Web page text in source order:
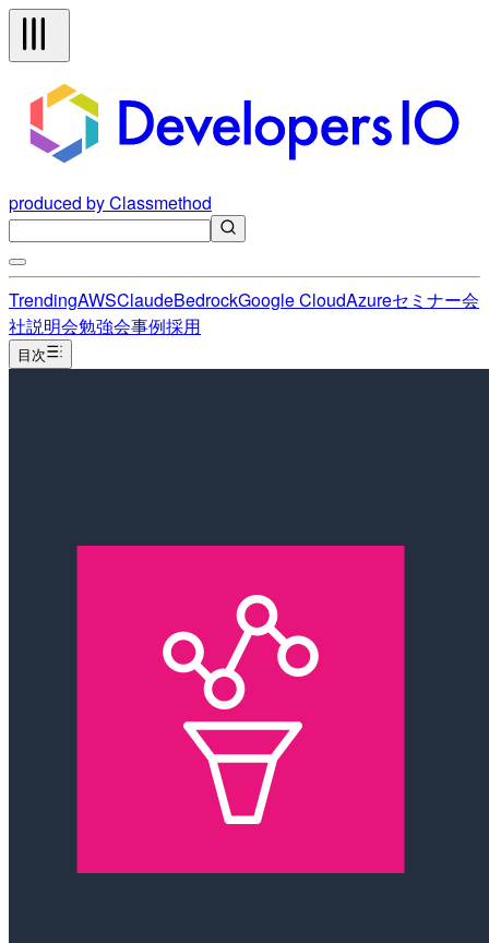
produced by Classmethod
TrendingAWSClaudeBedrockGoogle CloudAzureセミナー会
社説明会勉強会事例採用
目次